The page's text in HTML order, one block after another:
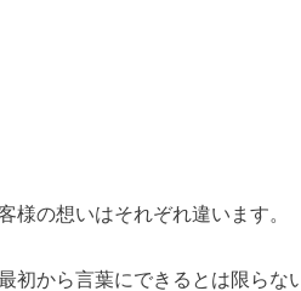
様の想いはそれぞれ違います。
初から言葉にできるとは限らな